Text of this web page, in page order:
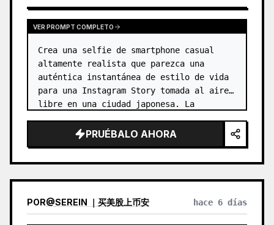
VER PROMPT COMPLETO
Crea una selfie de smartphone casual
altamente realista que parezca una
auténtica instantánea de estilo de vida
para una Instagram Story tomada al aire
libre en una ciudad japonesa. La
{argument name="character name"
default="…
PRUÉBALO AHORA
POR@SEREIN ｜买美股上币安 hace 6 días